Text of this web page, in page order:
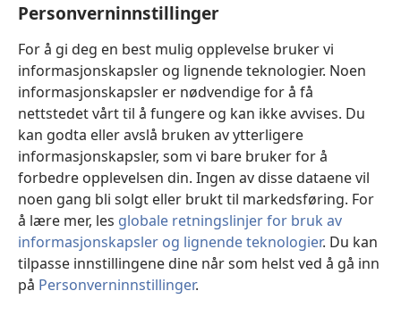
Personverninnstillinger
For å gi deg en best mulig opplevelse bruker vi
informasjonskapsler og lignende teknologier. Noen
informasjonskapsler er nødvendige for å få
nettstedet vårt til å fungere og kan ikke avvises. Du
kan godta eller avslå bruken av ytterligere
informasjonskapsler, som vi bare bruker for å
forbedre opplevelsen din. Ingen av disse dataene vil
noen gang bli solgt eller brukt til markedsføring. For
å lære mer, les globale retningslinjer for bruk av
informasjonskapsler og lignende teknologier. Du kan
tilpasse innstillingene dine når som helst ved å gå inn
på Personverninnstillinger.
Bidrag
(åpner
nytt
vindu)Watchtower ONLINE LIBRARY™
(åpner
nytt
vindu) JW Hub
(åpner
nytt
vindu)JW Library ®
Watchtower Library
Copyright© 2026 Watch Tower Bible and Tract Society of Pennsylvania.
VILKÅR FOR BRUK| PERSONVERN